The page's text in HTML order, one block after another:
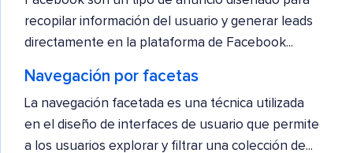
recopilar información del usuario y generar leads
directamente en la plataforma de Facebook...
Navegación por facetas
La navegación facetada es una técnica utilizada
en el diseño de interfaces de usuario que permite
a los usuarios explorar y filtrar una colección de...